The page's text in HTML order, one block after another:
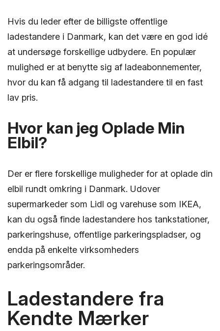
Hvis du leder efter de billigste offentlige
ladestandere i Danmark, kan det være en god idé
at undersøge forskellige udbydere. En populær
mulighed er at benytte sig af ladeabonnementer,
hvor du kan få adgang til ladestandere til en fast
lav pris.
Hvor kan jeg Oplade Min
Elbil?
Der er flere forskellige muligheder for at oplade din
elbil rundt omkring i Danmark. Udover
supermarkeder som Lidl og varehuse som IKEA,
kan du også finde ladestandere hos tankstationer,
parkeringshuse, offentlige parkeringspladser, og
endda på enkelte virksomheders
parkeringsområder.
Ladestandere fra
Kendte Mærker